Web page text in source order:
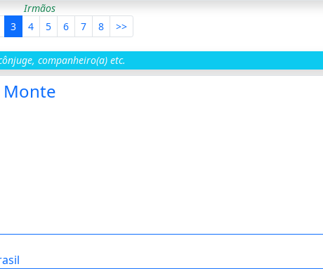
Irmãos
3 4 5 6 7 8 >>
companheiro(a) etc.
Monte